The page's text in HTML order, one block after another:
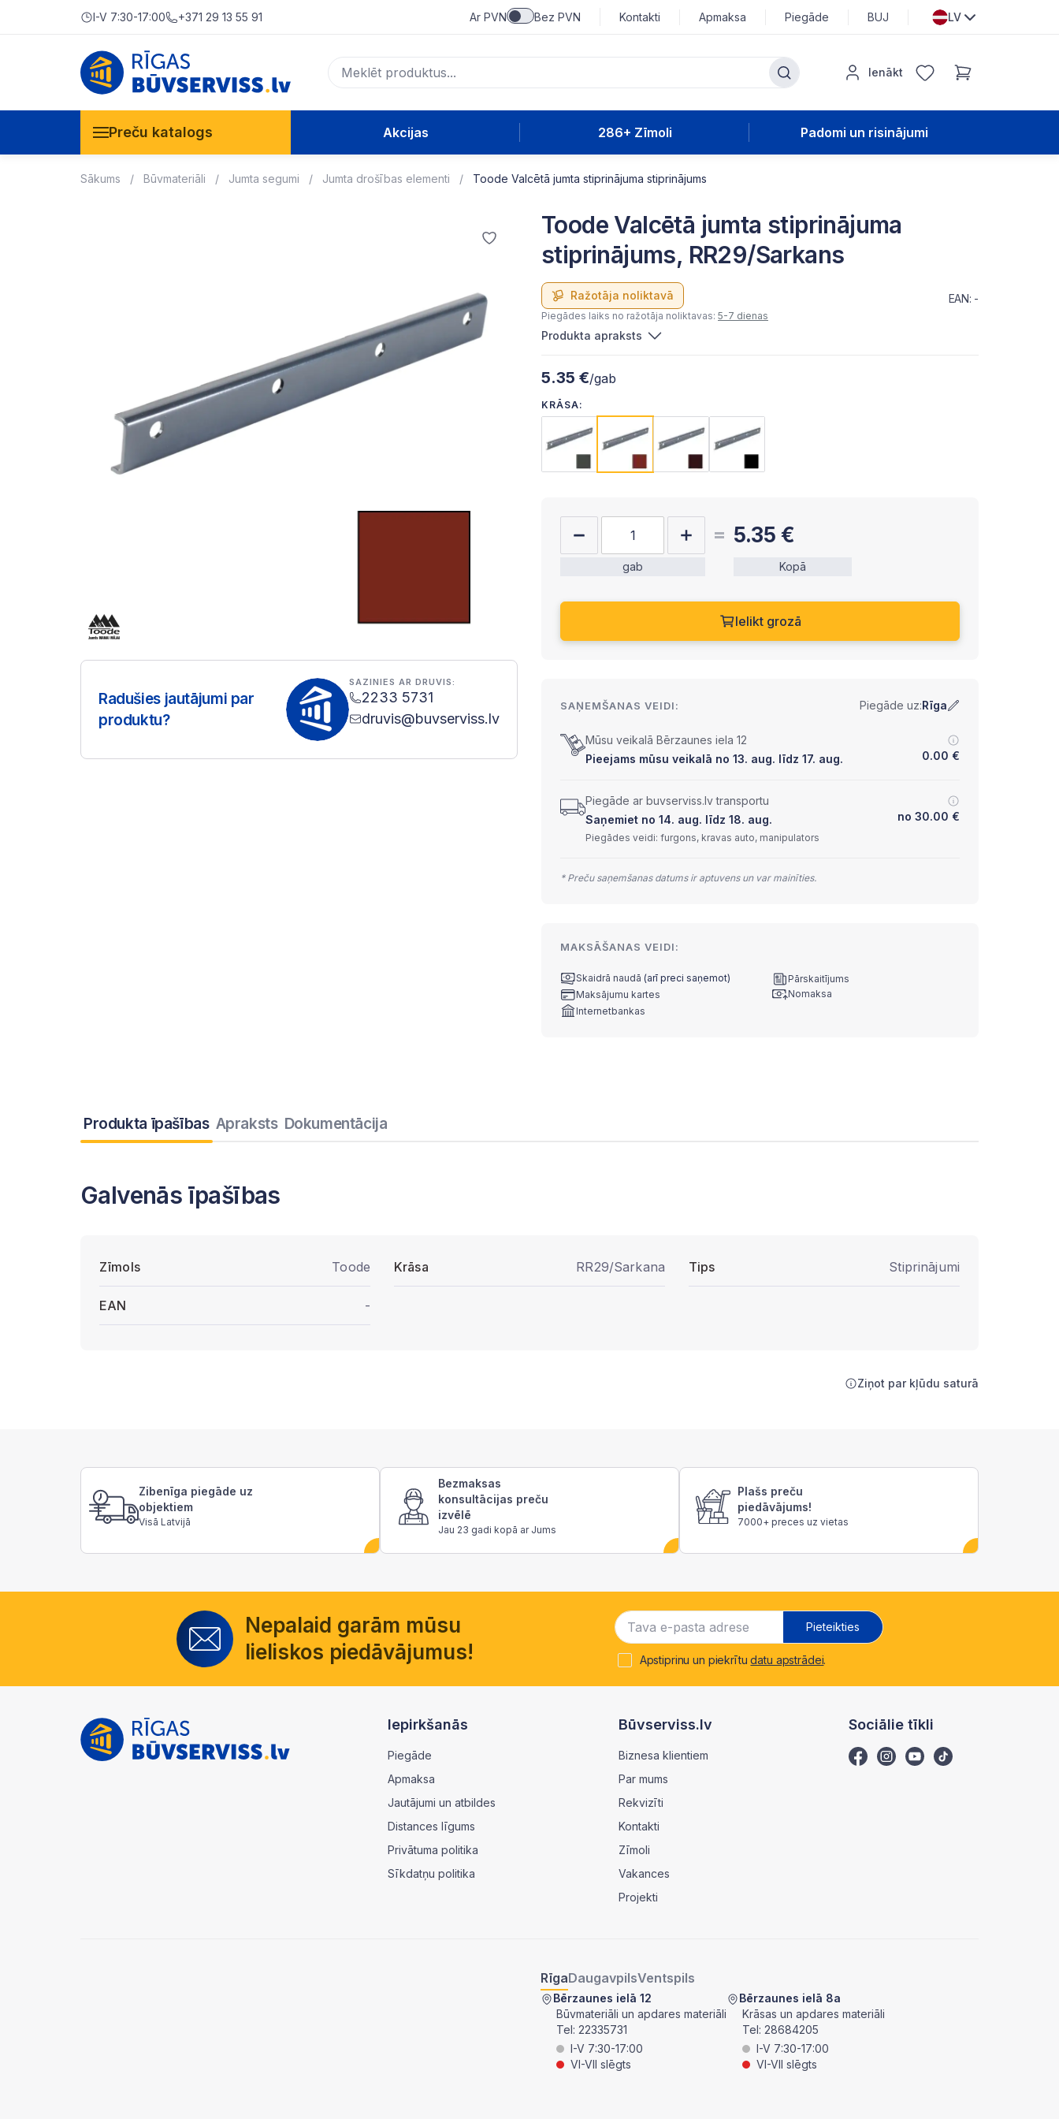
I-V 7:30-17:00 +371 29 13 55 91 Ar PVN Bez PVN Kontakti Apmaksa Piegāde BUJ LV
Ienākt
Preču katalogs Akcijas 286+ Zīmoli Padomi un risinājumi
Sākums Būvmateriāli Jumta segumi Jumta drošības elementi Toode Valcētā jumta stiprinājuma stiprinājums
Radušies jautājumi par
produktu?
SAZINIES AR DRUVIS:
2233 5731
druvis@buvserviss.lv
Toode Valcētā jumta stiprinājuma
stiprinājums, RR29/Sarkans
Ražotāja noliktavā EAN: -
Piegādes laiks no ražotāja noliktavas: 5-7 dienas
Produkta apraksts
5.35 €/gab
KRĀSA:
gab
5.35 €
Kopā
Ielikt grozā
SAŅEMŠANAS VEIDI: Piegāde uz:Rīga
Mūsu veikalā Bērzaunes iela 12
Pieejams mūsu veikalā no 13. aug. līdz 17. aug.
0.00 €
Piegāde ar buvserviss.lv transportu
Saņemiet no 14. aug. līdz 18. aug.
no 30.00 €
Piegādes veidi: furgons, kravas auto, manipulators
* Preču saņemšanas datums ir aptuvens un var mainīties.
MAKSĀŠANAS VEIDI:
Skaidrā naudā (arī preci saņemot)
Maksājumu kartes
Internetbankas
Pārskaitījums
Nomaksa
Produkta īpašības Apraksts Dokumentācija
Galvenās īpašības
Zīmols Toode Krāsa RR29/Sarkana Tips Stiprinājumi
EAN -
Ziņot par kļūdu saturā
Zibenīga piegāde uz
objektiem
Visā Latvijā
Bezmaksas
konsultācijas preču
izvēlē
Jau 23 gadi kopā ar Jums
Plašs preču
piedāvājums!
7000+ preces uz vietas
Nepalaid garām mūsu
lieliskos piedāvājumus!
Pieteikties
Apstiprinu un piekrītudatu apstrādei.
Iepirkšanās
Piegāde
Apmaksa
Jautājumi un atbildes
Distances līgums
Privātuma politika
Sīkdatņu politika
Būvserviss.lv
Biznesa klientiem
Par mums
Rekvizīti
Kontakti
Zīmoli
Vakances
Projekti
Sociālie tīkli
RīgaDaugavpilsVentspils
Bērzaunes ielā 12
Būvmateriāli un apdares materiāli
Tel: 22335731
I-V 7:30-17:00
VI-VII slēgts
Bērzaunes ielā 8a
Krāsas un apdares materiāli
Tel: 28684205
I-V 7:30-17:00
VI-VII slēgts